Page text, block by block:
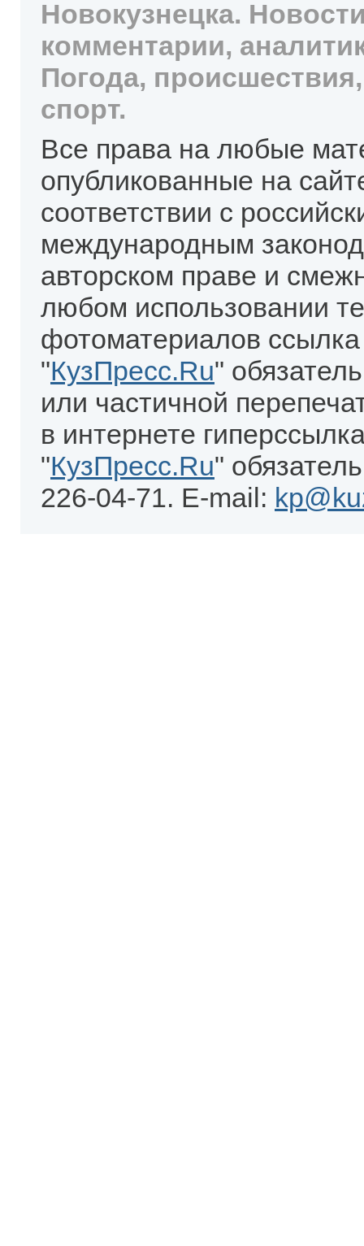
Новокузнецка.
комментарии,
Погода,
спорт.
Все права на любые
опубликованные на
соответствии с
международным
авторском праве и
любом использовании
фотоматериалов
"КузПресс.Ru"
или частичной
в интернете
"КузПресс.Ru"
226-04-71. E-mail: